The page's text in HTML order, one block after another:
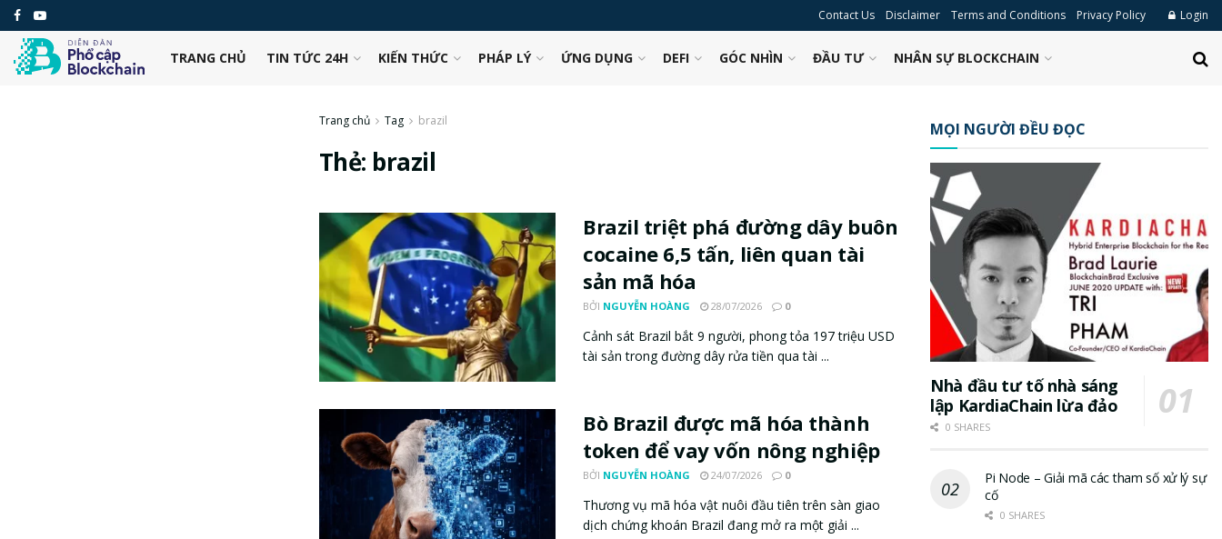
Contact Us Disclaimer Terms and Conditions Privacy Policy Login
TRANG CHỦ TIN TỨC 24H KIẾN THỨC PHÁP LÝ ỨNG DỤNG DEFI GÓC NHÌN ĐẦU TƯ NHÂN SỰ BLOCKCHAIN
Trang chủ Tag brazil
Thẻ: brazil
Brazil triệt phá đường dây buôn
cocaine 6,5 tấn, liên quan tài
sản mã hóa
BỞI NGUYỄN HOÀNG 28/07/2026 0
Cảnh sát Brazil bắt 9 người, phong tỏa 197 triệu USD
tài sản trong đường dây rửa tiền qua tài ...
Bò Brazil được mã hóa thành
token để vay vốn nông nghiệp
BỞI NGUYỄN HOÀNG 24/07/2026 0
Thương vụ mã hóa vật nuôi đầu tiên trên sàn giao
dịch chứng khoán Brazil đang mở ra một giải ...
MỌI NGƯỜI ĐỀU ĐỌC
Nhà đầu tư tố nhà sáng
lập KardiaChain lừa đảo
0 SHARES
Pi Node – Giải mã các tham số xử lý sự
cố
0 SHARES